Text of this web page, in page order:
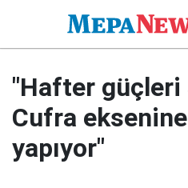
"Hafter güçleri
Cufra eksenine
yapıyor"